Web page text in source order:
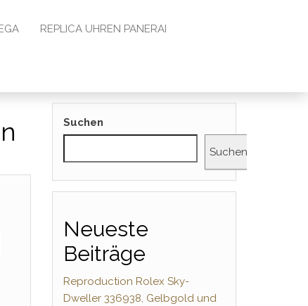
REPLICA UHREN PANERAI
Suchen
Suchen
Neueste
Beiträge
Reproduction Rolex Sky-
Dweller 336938, Gelbgold und